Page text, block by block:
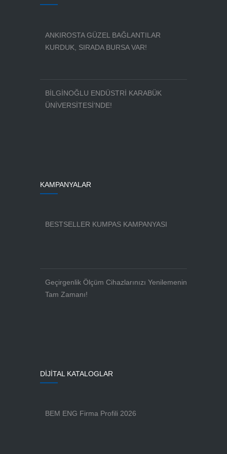
ANKIROSTA GÜZEL BAĞLANTILAR
KURDUK, SIRADA BURSA VAR!
BİLGİNOĞLU ENDÜSTRİ KARABÜK
ÜNİVERSİTESİ’NDE!
KAMPANYALAR
BESTSELLER KUMPAS KAMPANYASI
Geçirgenlik Ölçüm Cihazlarınızı Yenilemenin
Tam Zamanı!
DİJİTAL KATALOGLAR
BEM ENG Firma Profili 2026